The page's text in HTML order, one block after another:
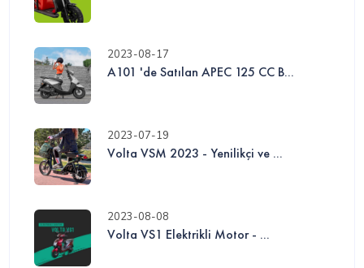
2023-08-17
A101 'de Satılan APEC 125 CC B...
2023-07-19
Volta VSM 2023 - Yenilikçi ve ...
2023-08-08
Volta VS1 Elektrikli Motor - ...